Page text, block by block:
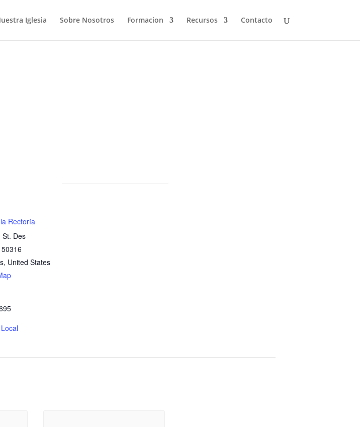
Iglesia Sobre Nosotros Formacion Recursos Contacto
Rectoría
St. Des
, United States